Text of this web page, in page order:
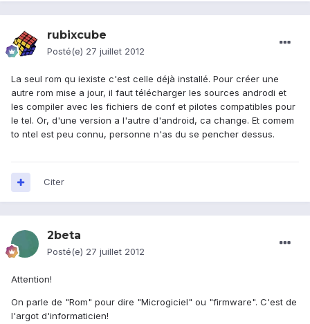
rubixcube
Posté(e) 27 juillet 2012
La seul rom qu iexiste c'est celle déjà installé. Pour créer une
autre rom mise a jour, il faut télécharger les sources androdi et
les compiler avec les fichiers de conf et pilotes compatibles pour
le tel. Or, d'une version a l'autre d'android, ca change. Et comem
to ntel est peu connu, personne n'as du se pencher dessus.
Citer
2beta
Posté(e) 27 juillet 2012
Attention!
On parle de "Rom" pour dire "Microgiciel" ou "firmware". C'est de
l'argot d'informaticien!